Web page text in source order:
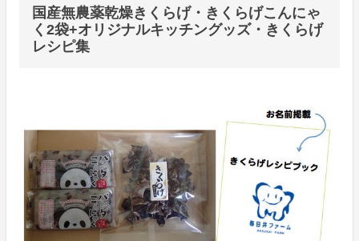
国産無農薬乾燥きくらげ・きくらげこんにゃ
く2袋+オリジナルキッチングッズ・きくらげ
レシピ集